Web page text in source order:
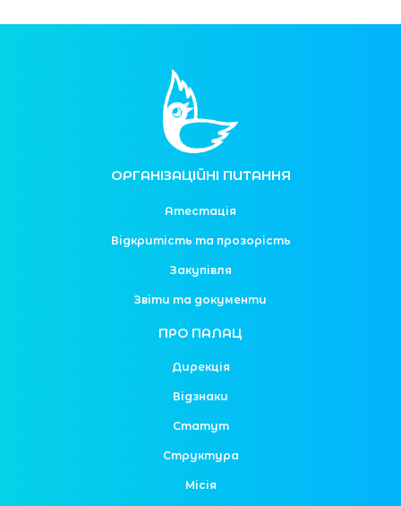
ОРГАНІЗАЦІЙНІ ПИТАННЯ
Атестація
Відкритість та прозорість
Закупівля
Звіти та документи
ПРО ПАЛАЦ
Дирекція
Відзнаки
Статут
Структура
Місія